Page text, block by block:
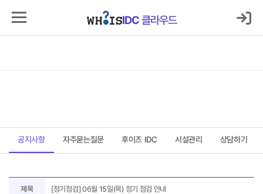
IDC클라우드
서버호스팅코로케이션클라우드보안매니지먼트고객지원센터
로그인 마이IDC
IDC클라우드
공지사항 자주묻는질문 후이즈 IDC 시설관리 상담하기
제목 [정기점검] 06월 15일(목) 정기 점검 안내